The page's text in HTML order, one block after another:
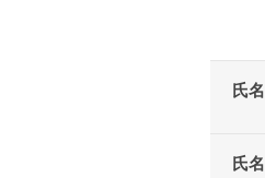
氏名
氏